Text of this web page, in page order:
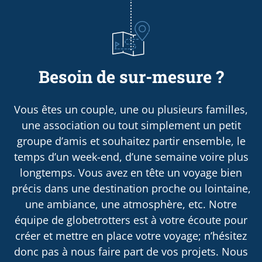
Besoin de sur-mesure ?
Vous êtes un couple, une ou plusieurs familles,
une association ou tout simplement un petit
groupe d’amis et souhaitez partir ensemble, le
temps d’un week-end, d’une semaine voire plus
longtemps. Vous avez en tête un voyage bien
précis dans une destination proche ou lointaine,
une ambiance, une atmosphère, etc. Notre
équipe de globetrotters est à votre écoute pour
créer et mettre en place votre voyage; n’hésitez
donc pas à nous faire part de vos projets. Nous